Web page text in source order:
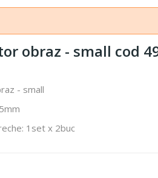
obraz - small cod
- small
1set x 2buc